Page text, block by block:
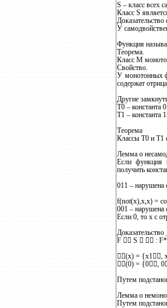
S – класс всех
Класс S
Доказательство
У
Функция
Теорема.
Класс M
Свойство.
У монотонных
содержат
Другие
T0 – константа
Т1 – константа
Теорема
Классы Т0 и Т1
Лемма о
Если функция
получить
011 – нарушена
f(not(x),x,x) =
001 – нарушена
Если 0, то х с
Доказательство
F  S   :
(x) = {x1,
(0) = {0,
Путем
Лемма о
Путем